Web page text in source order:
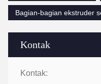
Kontak
Kontak:
Bagian-bagian ekstruder